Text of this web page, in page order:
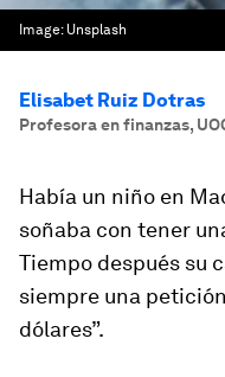
Image: Unsplash
Elisabet Ruiz Dotras
Profesora en finanzas,
Había un niño en
soñaba con tener
Tiempo después su
siempre una
dólares”.